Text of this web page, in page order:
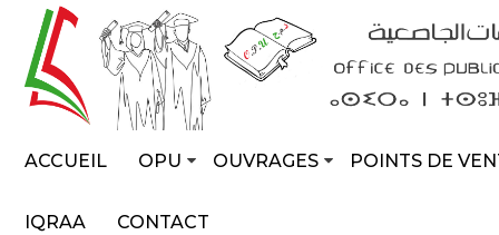
ACCUEIL OPU OUVRAGES POINTS DE
IQRAA CONTACT